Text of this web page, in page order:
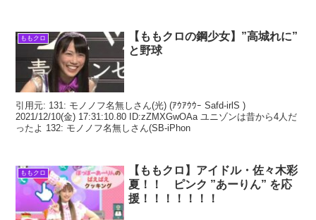
ももクロ
【ももクロの鋼少女】”高城れに”
と野球
引用元: 131: モノノフ名無しさん(光) (ｱｳｱｳｳｰ Safd-irlS )
2021/12/10(金) 17:31:10.80 ID:zZMXGwOAa ユニゾンは昔から4人だ
ったよ 132: モノノフ名無しさん(SB-iPhon
ももクロ
【ももクロ】アイドル・佐々木彩
夏！！ ピンク ”あーりん” を応
援！！！！！！！